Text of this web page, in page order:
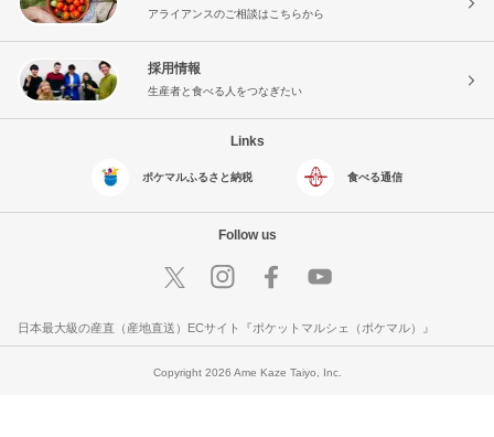
アライアンスのご相談はこちらから
採用情報
生産者と食べる人をつなぎたい
Links
ポケマルふるさと納税 食べる通信
Follow us
日本最大級の産直（産地直送）ECサイト『ポケットマルシェ（ポケマル）』
Copyright 2026 Ame Kaze Taiyo, Inc.